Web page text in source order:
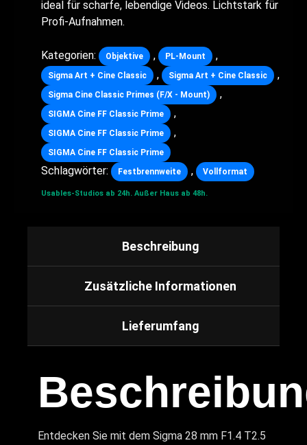
ideal für scharfe, lebendige Videos. Lichtstark für
Profi-Aufnahmen.
Kategorien: Objektive , PL-Mount ,
Sigma Art + Cine Classic , Sigma Art + Cine Classic ,
Sigma Cine Classic Primes (F/X - Mount) ,
SIGMA Cine FF Classic Prime ,
SIGMA Cine FF Classic Prime ,
SIGMA Cine FF Classic Prime
Schlagwörter: Festbrennweite , Vollformat
Usables-Studios ab 24h. Außer Haus ab 48h.
Beschreibung
Zusätzliche Informationen
Lieferumfang
Entdecken Sie mit dem Sigma 28 mm F1.4 T2.5